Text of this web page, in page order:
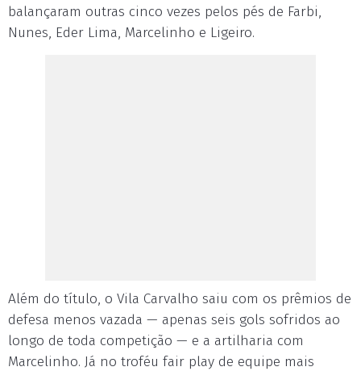
balançaram outras cinco vezes pelos pés de Farbi,
Nunes, Eder Lima, Marcelinho e Ligeiro.
Além do título, o Vila Carvalho saiu com os prêmios de
defesa menos vazada — apenas seis gols sofridos ao
longo de toda competição — e a artilharia com
Marcelinho. Já no troféu fair play de equipe mais